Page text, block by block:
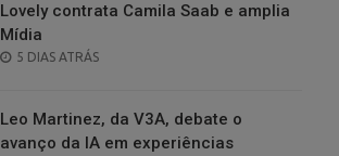
Lovely contrata Camila Saab e amplia
Mídia
POSTED
5 DIAS ATRÁS
Leo Martinez, da V3A, debate o
avanço da IA em experiências